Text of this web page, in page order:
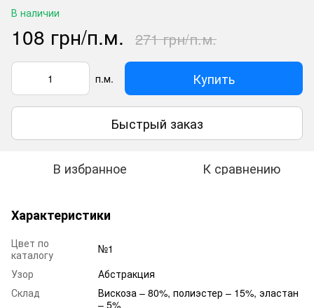
В наличии
108 грн/п.м. 271 грн/п.м.
п.м. Купить
Быстрый заказ
В избранное К сравнению
Характеристики
Цвет по
каталогу
№1
Узор
Абстракция
Склад
Вискоза – 80%, полиэстер – 15%, эластан
– 5%